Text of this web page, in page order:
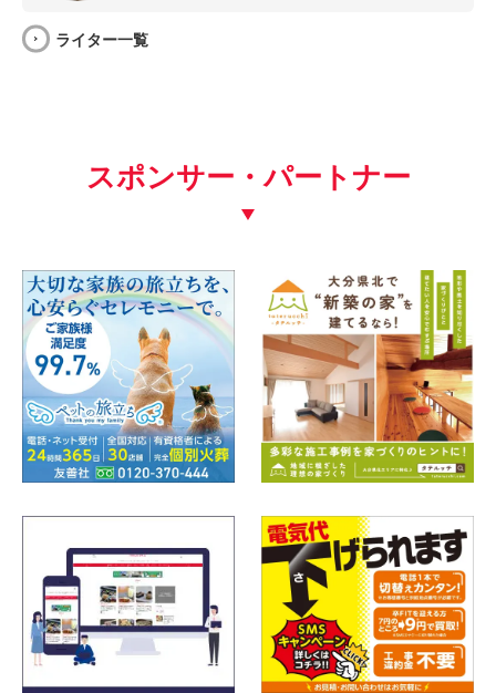
ライター一覧
スポンサー・パートナー